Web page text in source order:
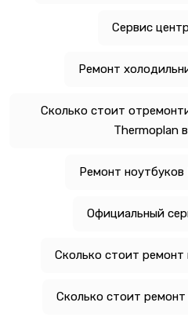
Сервис
Ремонт
Сколько стоит
Thermoplan
Ремонт ноутбуков
Официальный
Сколько стоит
Сколько стоит